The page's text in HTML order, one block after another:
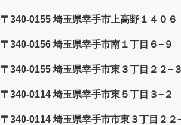
〒340-0155 埼玉県幸手市上高野１４０６
〒340-0156 埼玉県幸手市南１丁目６−９
〒340-0155 埼玉県幸手市東３丁目２２−
〒340-0114 埼玉県幸手市東５丁目３−２
〒340-0114 埼玉県幸手市市東３丁目２２